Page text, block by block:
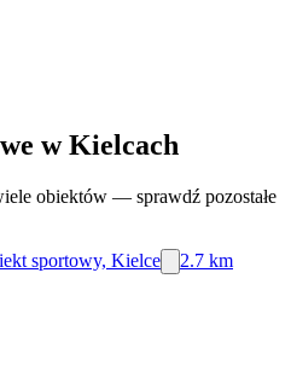
w Kielcach
obiektów — sprawdź pozostałe
2.7 km